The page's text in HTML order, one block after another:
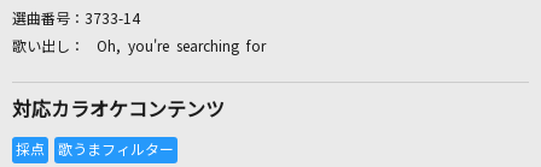
選曲番号： 3733-14
Oh, you're searching for
対応カラオケコンテンツ